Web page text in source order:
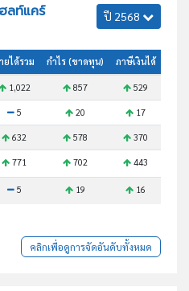
ลท์แคร์ ปี 2568
ยได้รวม กำไร (ขาดทุน) ภาษีเงินได้
1,022 857 529
5 20 17
632 578 370
771 702 443
5 19 16
คลิกเพื่อดูการจัดอันดับทั้งหมด